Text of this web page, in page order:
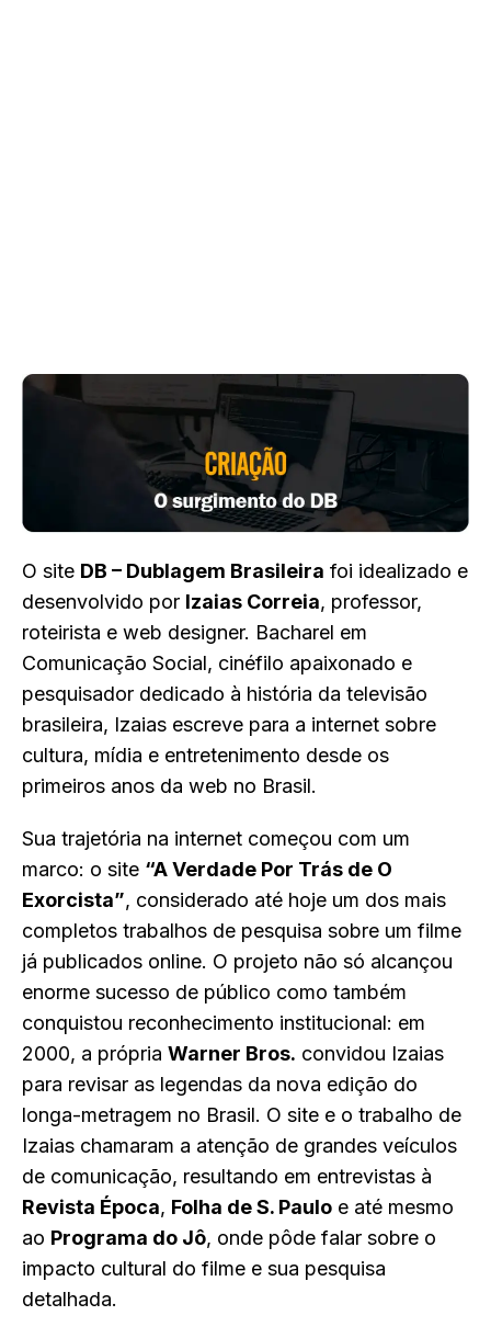
O site DB – Dublagem Brasileira foi idealizado e
desenvolvido por Izaias Correia, professor,
roteirista e web designer. Bacharel em
Comunicação Social, cinéfilo apaixonado e
pesquisador dedicado à história da televisão
brasileira, Izaias escreve para a internet sobre
cultura, mídia e entretenimento desde os
primeiros anos da web no Brasil.
Sua trajetória na internet começou com um
marco: o site “A Verdade Por Trás de O
Exorcista”, considerado até hoje um dos mais
completos trabalhos de pesquisa sobre um filme
já publicados online. O projeto não só alcançou
enorme sucesso de público como também
conquistou reconhecimento institucional: em
2000, a própria Warner Bros. convidou Izaias
para revisar as legendas da nova edição do
longa-metragem no Brasil. O site e o trabalho de
Izaias chamaram a atenção de grandes veículos
de comunicação, resultando em entrevistas à
Revista Época, Folha de S. Paulo e até mesmo
ao Programa do Jô, onde pôde falar sobre o
impacto cultural do filme e sua pesquisa
detalhada.